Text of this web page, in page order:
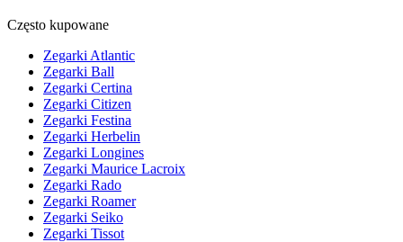
Często kupowane
Zegarki Atlantic
Zegarki Ball
Zegarki Certina
Zegarki Citizen
Zegarki Festina
Zegarki Herbelin
Zegarki Longines
Zegarki Maurice Lacroix
Zegarki Rado
Zegarki Roamer
Zegarki Seiko
Zegarki Tissot